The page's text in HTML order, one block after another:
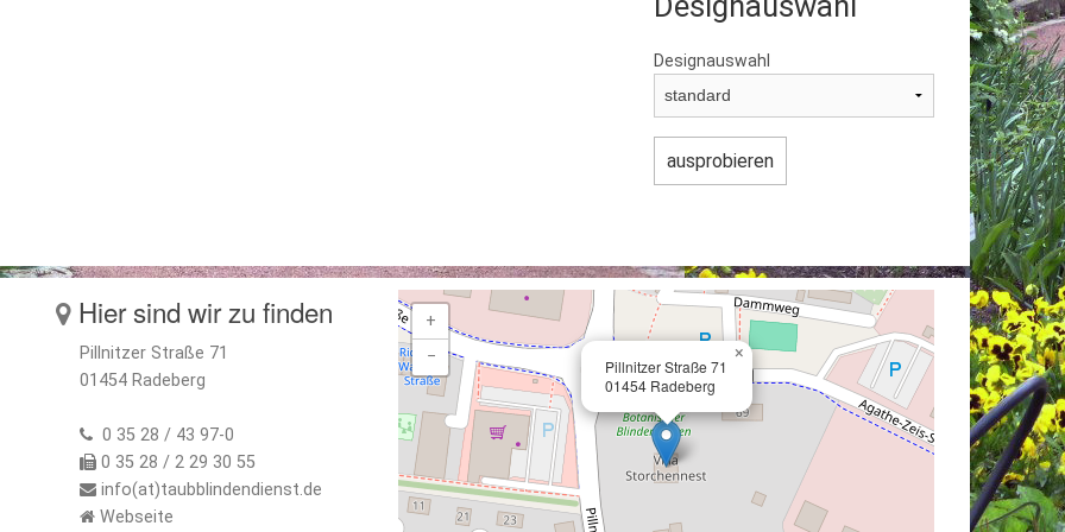
Designauswahl
Hier sind wir zu finden
Pillnitzer Straße 71
01454 Radeberg
0 35 28 / 43 97-0
0 35 28 / 2 29 30 55
info(at)taubblindendienst.de
Webseite
Pillnitzer Straße 71
01454 Radeberg
×
+
−